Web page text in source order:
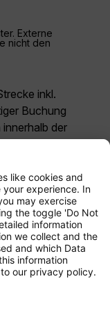
Externe
nicht den
inkl.
Buchung
der
den für die
handelt es
restriktivste
Gebühren
optionale